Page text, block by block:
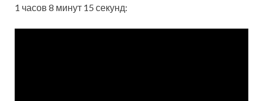
1 часов 8 минут 15 секунд: